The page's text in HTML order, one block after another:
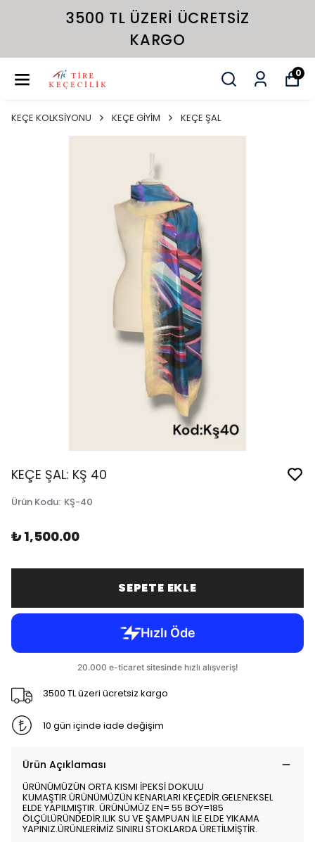
3500 TL ÜZERI ÜCRETSIZ
KARGO
0
KEÇE KOLKSİYONU KEÇE GİYİM KEÇE ŞAL
KEÇE ŞAL: KŞ 40
Ürün Kodu: KŞ-40
₺ 1,500.00
SEPETE EKLE
3500 TL üzeri ücretsiz kargo
10 gün içinde iade değişim
Ürün Açıklaması
ÜRÜNÜMÜZÜN ORTA KISMI İPEKSİ DOKULU
KUMAŞTIR.ÜRÜNÜMÜZÜN KENARLARI KEÇEDİR.GELENEKSEL
ELDE YAPILMIŞTIR. ÜRÜNÜMÜZ EN= 55 BOY=185
ÖLÇÜLÜRÜNDEDİR.ILIK SU VE ŞAMPUAN İLE ELDE YIKAMA
YAPINIZ.ÜRÜNLERİMİZ SINIRLI STOKLARDA ÜRETİLMİŞTİR.